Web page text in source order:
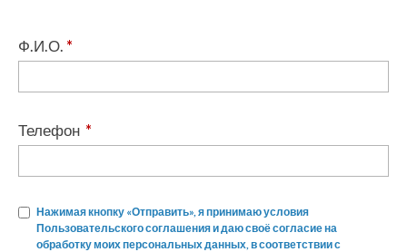
Ф.И.О. *
Телефон *
Нажимая кнопку «Отправить», я принимаю условия
Пользовательского соглашения и даю своё согласие на
обработку моих персональных данных, в соответствии с